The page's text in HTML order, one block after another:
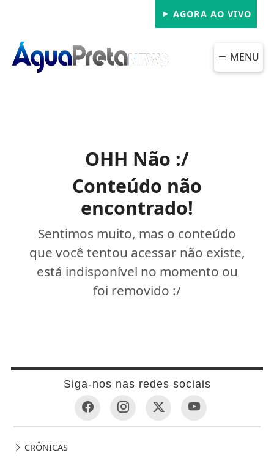
AGORA AO VIVO
MENU
OHH Não :/
Conteúdo não
encontrado!
Sentimos muito, mas o conteúdo
que você tentou acessar não existe,
está indisponível no momento ou
foi removido :/
Siga-nos nas redes sociais
CRÔNICAS